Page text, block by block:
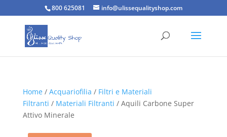
800 625081 info@ulissequalityshop.com
Home/ Acquariofilia / Filtri e Materiali
Filtranti / Materiali Filtranti / Aquili Carbone Super
Attivo Minerale